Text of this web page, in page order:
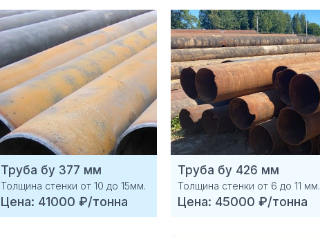
Труба бу 377 мм
Толщина стенки от 10 до 15мм.
Цена: 41000 ₽/тонна
Труба бу 426 мм
Толщина стенки от 6 до 11 мм.
Цена: 45000 ₽/тонна